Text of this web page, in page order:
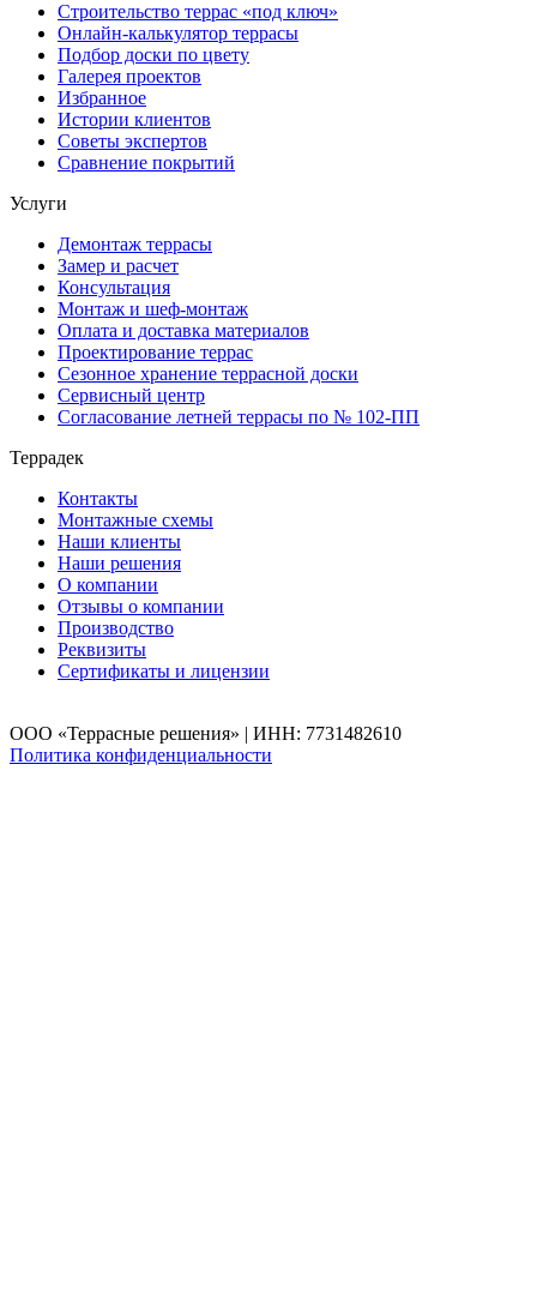
Строительство террас «под ключ»
Онлайн-калькулятор террасы
Подбор доски по цвету
Галерея проектов
Избранное
Истории клиентов
Советы экспертов
Сравнение покрытий
Услуги
Демонтаж террасы
Замер и расчет
Консультация
Монтаж и шеф-монтаж
Оплата и доставка материалов
Проектирование террас
Сезонное хранение террасной доски
Сервисный центр
Согласование летней террасы по № 102-ПП
Террадек
Контакты
Монтажные схемы
Наши клиенты
Наши решения
О компании
Отзывы о компании
Производство
Реквизиты
Сертификаты и лицензии
ООО «Террасные решения» | ИНН: 7731482610
Политика конфиденциальности